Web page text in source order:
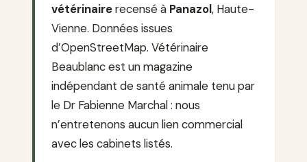
vétérinairerecensé à Panazol, Haute-
Vienne. Données issues
d’OpenStreetMap. Vétérinaire
Beaublanc est un magazine
indépendant de santé animale tenu par
le Dr Fabienne Marchal : nous
n’entretenons aucun lien commercial
avec les cabinets listés.